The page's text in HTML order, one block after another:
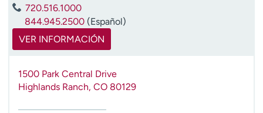
720.516.1000
844.945.2500 (Español)
VER INFORMACIÓN
1500 Park Central Drive
Highlands Ranch, CO 80129